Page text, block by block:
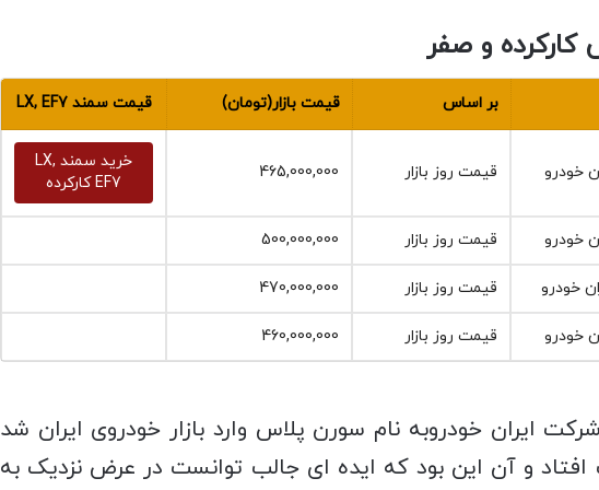
و صفر
بر اساس قیمت بازار(تومان) قیمت سمند LX, EF7
قیمت روز بازار 465,000,000
خرید سمند LX,
EF7 کارکرده
قیمت روز بازار 500,000,000
قیمت روز بازار 470,000,000
قیمت روز بازار 460,000,000
از شرکت ایران ‌خودروبه نام سورن پلاس وارد بازار خودروی ایران شد
و آن این بود که ایده ای جالب توانست در عرض نزدیک به